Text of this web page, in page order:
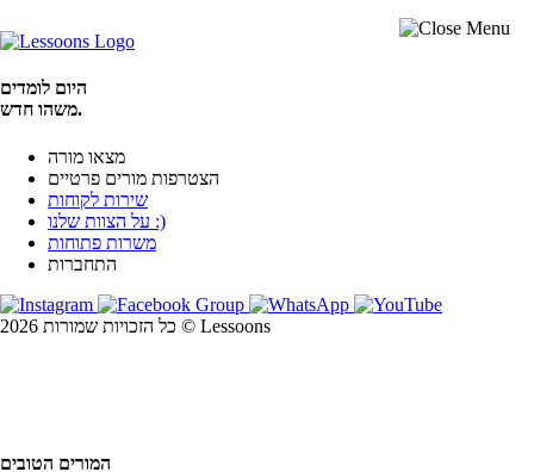
היום לומדים
משהו חדש.
מצאו מורה
הצטרפות מורים פרטיים
שירות לקוחות
על הצוות שלנו :)
משרות פתוחות
התחברות
כל הזכויות שמורות 2026 © Lessoons
המורים הטובים